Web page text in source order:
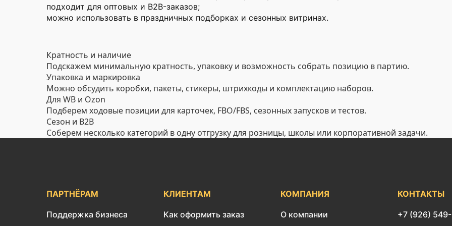
подходит для оптовых и B2B-заказов;
можно использовать в праздничных подборках и сезонных витринах.
Кратность и наличие
Подскажем минимальную кратность, упаковку и возможность собрать позицию в партию.
Упаковка и маркировка
Можно обсудить коробки, пакеты, стикеры, штрихкоды и комплектацию наборов.
Для WB и Ozon
Подберем ходовые позиции для карточек, FBO/FBS, сезонных запусков и тестов.
Сезон и B2B
Соберем несколько категорий в одну отгрузку для розницы, школы или корпоративной задачи.
ПАРТНЁРАМ
Поддержка бизнеса
КЛИЕНТАМ
Как оформить заказ
КОМПАНИЯ
О компании
КОНТАКТЫ
+7 (926)